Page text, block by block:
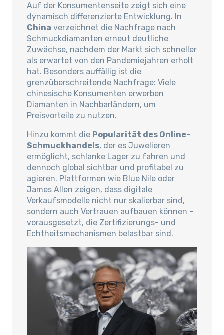
Auf der Konsumentenseite zeigt sich eine
dynamisch differenzierte Entwicklung. In
China verzeichnet die Nachfrage nach
Schmuckdiamanten erneut deutliche
Zuwächse, nachdem der Markt sich schneller
als erwartet von den Pandemiejahren erholt
hat. Besonders auffällig ist die
grenzüberschreitende Nachfrage: Viele
chinesische Konsumenten erwerben
Diamanten in Nachbarländern, um
Preisvorteile zu nutzen.
Hinzu kommt die Popularität des Online-
Schmuckhandels, der es Juwelieren
ermöglicht, schlanke Lager zu fahren und
dennoch global sichtbar und profitabel zu
agieren. Plattformen wie Blue Nile oder
James Allen zeigen, dass digitale
Verkaufsmodelle nicht nur skalierbar sind,
sondern auch Vertrauen aufbauen können –
vorausgesetzt, die Zertifizierungs- und
Echtheitsmechanismen belastbar sind.